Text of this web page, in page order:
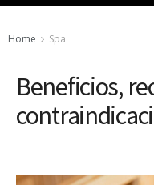
Home Spa
Beneficios,